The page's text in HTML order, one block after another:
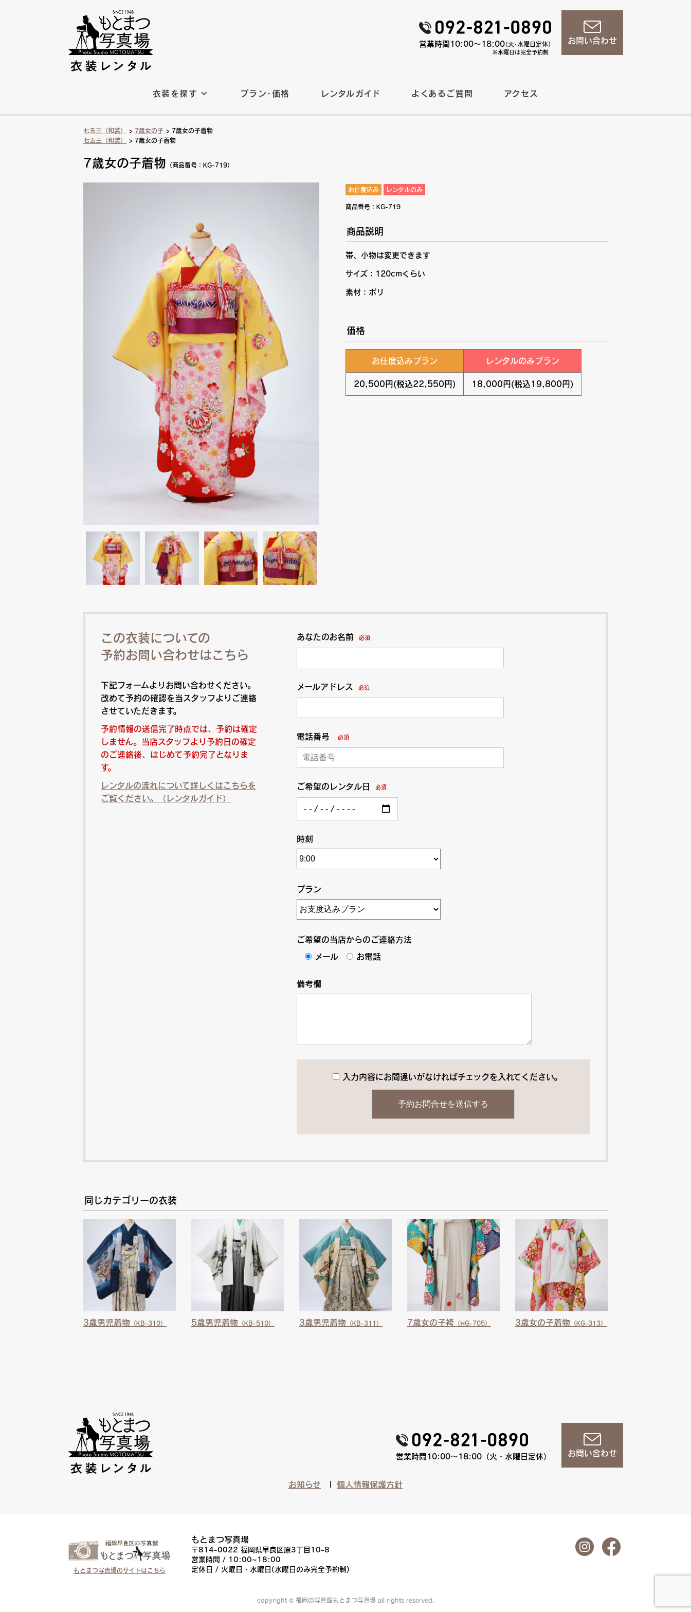
お問い合わせ
営業時間10:00〜18:00（火・水曜日定休）
※水曜日は完全予約制
衣装を探す プラン・価格 レンタルガイド よくあるご質問 アクセス
七五三（和装） > 7歳女の子 > 7歳女の子着物
七五三（和装）
> 7歳女の子着物
7歳女の子着物 （商品番号：KG-719）
お仕度込み レンタルのみ
商品番号： KG-719
商品説明
帯、小物は変更できます
サイズ：120cmくらい
素材：ポリ
価格
お仕度込みプラン
20,500円(税込22,550円)
レンタルのみプラン
18,000円(税込19,800円)
この衣装についての
予約お問い合わせはこちら
下記フォームよりお問い合わせください。
改めて予約の確認を当スタッフよりご連絡
させていただきます。
予約情報の送信完了時点では、予約は確定
しません。当店スタッフより予約日の確定
のご連絡後、はじめて予約完了となりま
す。
レンタルの流れについて詳しくはこちらを
ご覧ください。（レンタルガイド）
あなたのお名前 必須
メールアドレス 必須
電話番号 必須
ご希望のレンタル日 必須
時刻
プラン
ご希望の当店からのご連絡方法
メール お電話
備考欄
入力内容にお間違いがなければチェックを入れてください。
同じカテゴリーの衣装
3歳男児着物 （KB-310） 5歳男児着物 （KB-510） 3歳男児着物 （KB-311） 7歳女の子袴 （HG-705） 3歳女の子着物 （KG-313）
お問い合わせ
営業時間10:00〜18:00（火・水曜日定休）
お知らせ 個人情報保護方針
もとまつ写真場のサイトはこちら
もとまつ写真場
〒814-0022 福岡県早良区原3丁目10-8
営業時間 / 10:00~18:00
定休日 / 火曜日・水曜日(水曜日のみ完全予約制)
copyright © 福岡の写真館もとまつ写真場 all rights reserved.